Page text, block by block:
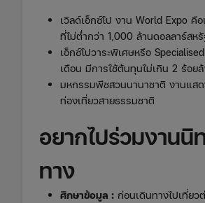
เวิลด์เอ็กซ์โป งาน World Expo
ที่ไม่ต่ำกว่า 1,000 ล้านดอลลาร์สห
เอ็กซ์โปวาระพิเศษหรือ
เดือน มีการใช้ต้นทุนไม่เกิน 2 ร้อย
มหกรรมพืชสวนนานาชาติ งานแส
ท่องเที่ยวสายธรรมชาติ
อยากไปร่วมงานนิ
ทาง
ศึกษาข้อมูล : ก่อนเดินทางไปเที่ย